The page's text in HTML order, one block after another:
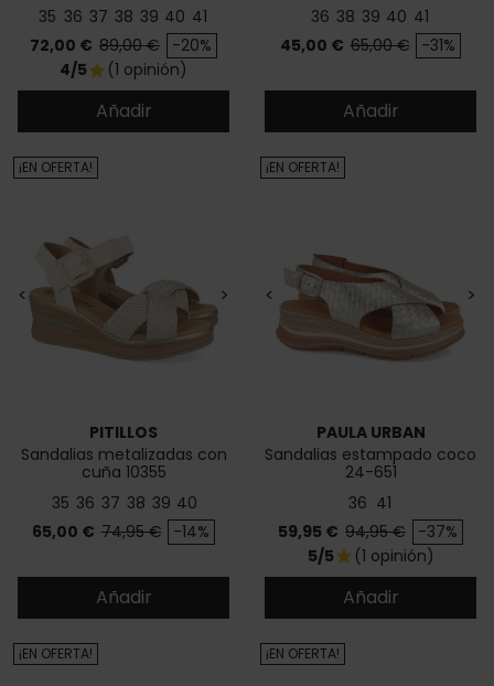
35 36 37 38 39 40 41
Precio
72,00 € Precio base
89,00 € -20%
4/5star (1 opinión)
Añadir
36 38 39 40 41
Precio
45,00 € Precio base
65,00 € -31%
Añadir
< >
PITILLOS
Sandalias metalizadas con
cuña 10355
35 36 37 38 39 40
Precio
65,00 € Precio base
74,95 € -14%
¡EN OFERTA!
Añadir
< >
PAULA URBAN
Sandalias estampado coco
24-651
36 41
Precio
59,95 € Precio base
94,95 € -37%
¡EN OFERTA!
5/5star (1 opinión)
Añadir
¡EN OFERTA! ¡EN OFERTA!